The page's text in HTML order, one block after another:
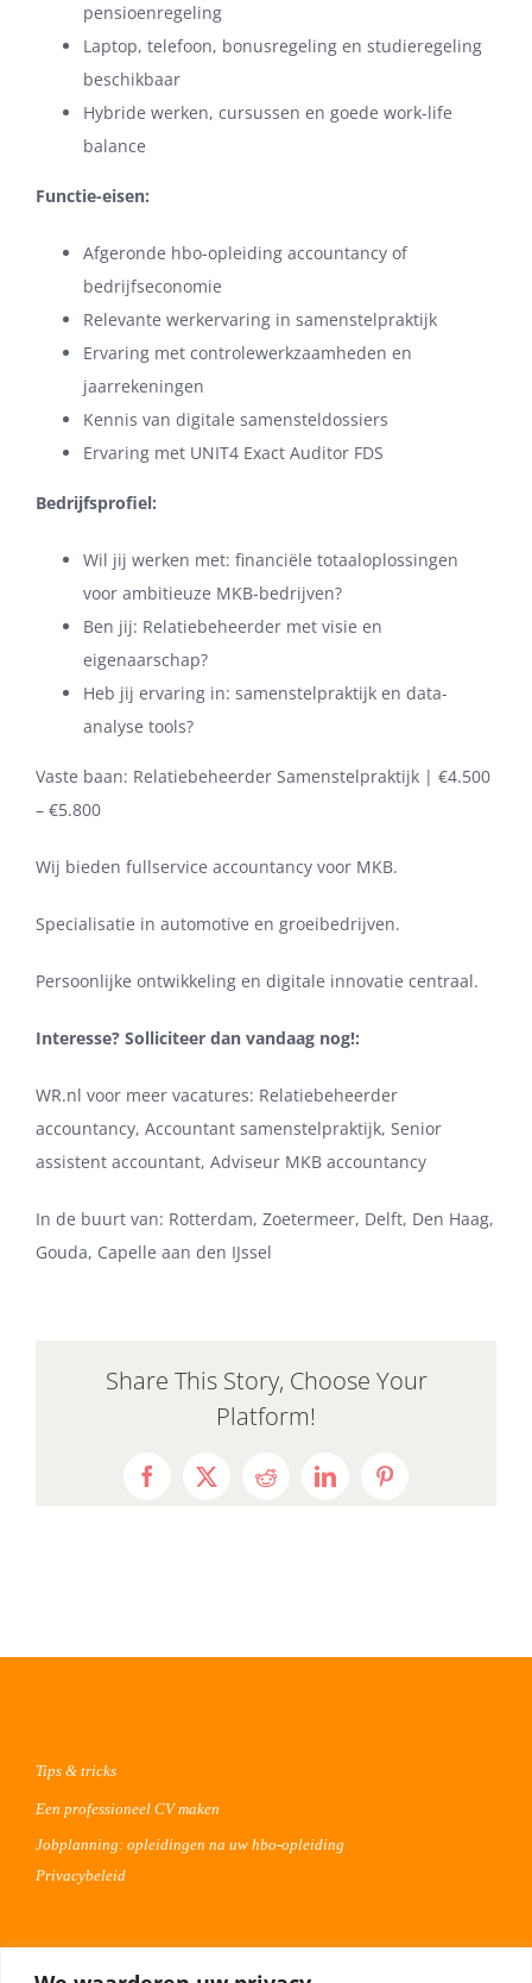
pensioenregeling
Laptop, telefoon, bonusregeling en studieregeling
beschikbaar
Hybride werken, cursussen en goede work-life
balance
Functie-eisen:
Afgeronde hbo-opleiding accountancy of
bedrijfseconomie
Relevante werkervaring in samenstelpraktijk
Ervaring met controlewerkzaamheden en
jaarrekeningen
Kennis van digitale samensteldossiers
Ervaring met UNIT4 Exact Auditor FDS
Bedrijfsprofiel:
Wil jij werken met: financiële totaaloplossingen
voor ambitieuze MKB-bedrijven?
Ben jij: Relatiebeheerder met visie en
eigenaarschap?
Heb jij ervaring in: samenstelpraktijk en data-
analyse tools?
Vaste baan: Relatiebeheerder Samenstelpraktijk | €4.500
– €5.800
Wij bieden fullservice accountancy voor MKB.
Specialisatie in automotive en groeibedrijven.
Persoonlijke ontwikkeling en digitale innovatie centraal.
Interesse? Solliciteer dan vandaag nog!:
WR.nl voor meer vacatures: Relatiebeheerder
accountancy, Accountant samenstelpraktijk, Senior
assistent accountant, Adviseur MKB accountancy
In de buurt van: Rotterdam, Zoetermeer, Delft, Den Haag,
Gouda, Capelle aan den IJssel
Share This Story, Choose Your
Platform!
Facebook
X RedditLinkedInPinterest
Tips & tricks
Een professioneel CV maken
Jobplanning: opleidingen na uw hbo-opleiding
Privacybeleid